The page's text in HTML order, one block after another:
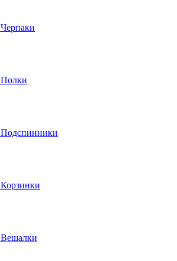
Черпаки
Полки
Подспинники
Корзинки
Вешалки